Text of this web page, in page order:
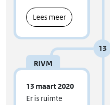
Lees meer
13
RIVM
13 maart 2020
Er is ruimte